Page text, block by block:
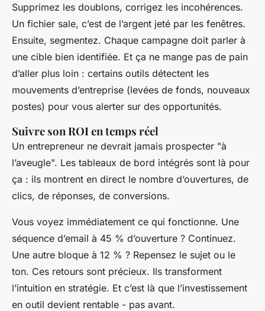
Supprimez les doublons, corrigez les incohérences.
Un fichier sale, c’est de l’argent jeté par les fenêtres.
Ensuite, segmentez. Chaque campagne doit parler à
une cible bien identifiée. Et ça ne mange pas de pain
d’aller plus loin : certains outils détectent les
mouvements d’entreprise (levées de fonds, nouveaux
postes) pour vous alerter sur des opportunités.
Suivre son ROI en temps réel
Un entrepreneur ne devrait jamais prospecter "à
l’aveugle". Les tableaux de bord intégrés sont là pour
ça : ils montrent en direct le nombre d’ouvertures, de
clics, de réponses, de conversions.
Vous voyez immédiatement ce qui fonctionne. Une
séquence d’email à 45 % d’ouverture ? Continuez.
Une autre bloque à 12 % ? Repensez le sujet ou le
ton. Ces retours sont précieux. Ils transforment
l’intuition en stratégie. Et c’est là que l’investissement
en outil devient rentable - pas avant.